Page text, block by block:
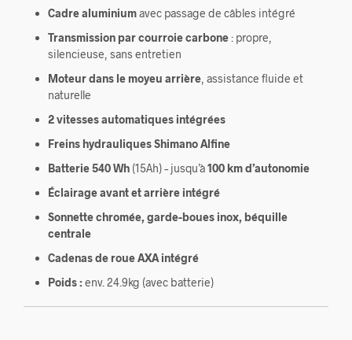
Cadre aluminiumavec passage de câbles intégré
Transmission par courroie carbone: propre,
silencieuse, sans entretien
Moteur dans le moyeu arrière, assistance fluide et
naturelle
2 vitesses automatiques intégrées
Freins hydrauliques Shimano Alfine
Batterie 540 Wh(15Ah) – jusqu’à100 km d’autonomie
Éclairage avant et arrière intégré
Sonnette chromée, garde-boues inox, béquille
centrale
Cadenas de roue AXA intégré
Poids :env. 24.9kg (avec batterie)